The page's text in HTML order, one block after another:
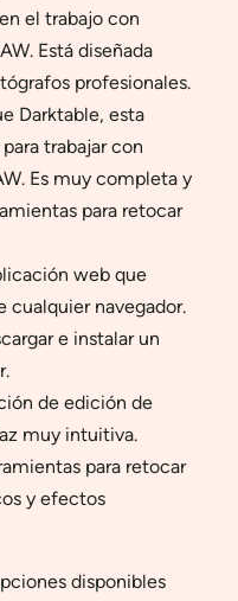
el trabajo con
Está diseñada
profesionales.
Darktable, esta
trabajar con
Es muy completa y
para retocar
web que
cualquier navegador.
e instalar un
de edición de
muy intuitiva.
para retocar
y efectos
disponibles